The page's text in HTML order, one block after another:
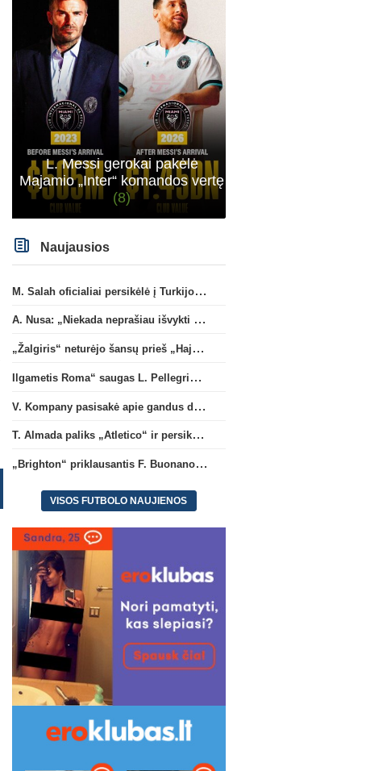
Ispanijos La Liga
„Brighton“ priklausantis F.
Buonanotte karjerą pratęs
Ispanijoje
(12)
L. Messi gerokai pakėlė
Majamio „Inter“ komandos vertę
(8)
Naujausios
M. Salah oficialiai persikėlė į Turkijos ekipą „Trabzonspor“
A. Nusa: „Niekada neprašiau išvykti iš „RB Leipzig“ klubo“
„Žalgiris“ neturėjo šansų prieš „Hajduk“
Ilgametis Roma“ saugas L. Pellegrini dar metams liks šiame klube
V. Kompany pasisakė apie gandus dėl M. Olise ateities „Bayern“ gretose
T. Almada paliks „Atletico“ ir persikels į legendinę Argentinos ekipą
„Brighton“ priklausantis F. Buonanotte karjerą pratęs Ispanijoje
VISOS FUTBOLO NAUJIENOS